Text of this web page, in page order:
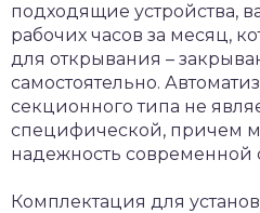
подходящие устройства,
рабочих часов за месяц,
для открывания –
самостоятельно.
секционного типа не
специфической, причем
надежность современной
Комплектация для